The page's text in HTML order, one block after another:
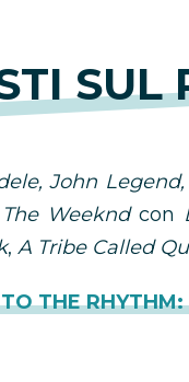
SUL
John
Weekndcon
, A Tribe Called
THE